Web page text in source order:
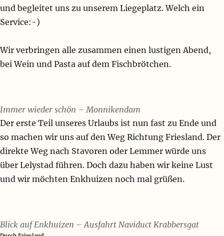
und begleitet uns zu unserem Liegeplatz. Welch ein
Service:-)
Wir verbringen alle zusammen einen lustigen Abend,
bei Wein und Pasta auf dem Fischbrötchen.
Immer wieder schön – Monnikendam
Der erste Teil unseres Urlaubs ist nun fast zu Ende und
so machen wir uns auf den Weg Richtung Friesland. Der
direkte Weg nach Stavoren oder Lemmer würde uns
über Lelystad führen. Doch dazu haben wir keine Lust
und wir möchten Enkhuizen noch mal grüßen.
Blick auf Enkhuizen – Ausfahrt Naviduct Krabbersgat